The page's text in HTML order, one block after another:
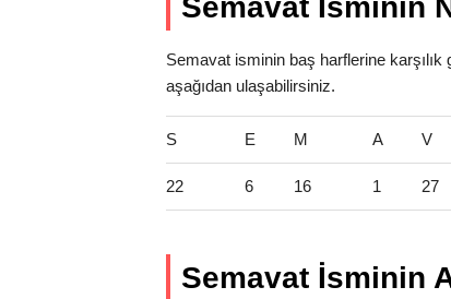
Semavat İsminin
Semavat isminin baş harflerine karşılık
aşağıdan ulaşabilirsiniz.
S E M A V
22 6 16 1 27
Semavat İsminin